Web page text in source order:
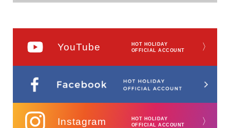
YouTube
HOT HOLIDAY
OFFICIAL ACCOUNT
〉
Instagram
HOT HOLIDAY
OFFICIAL ACCOUNT
〉